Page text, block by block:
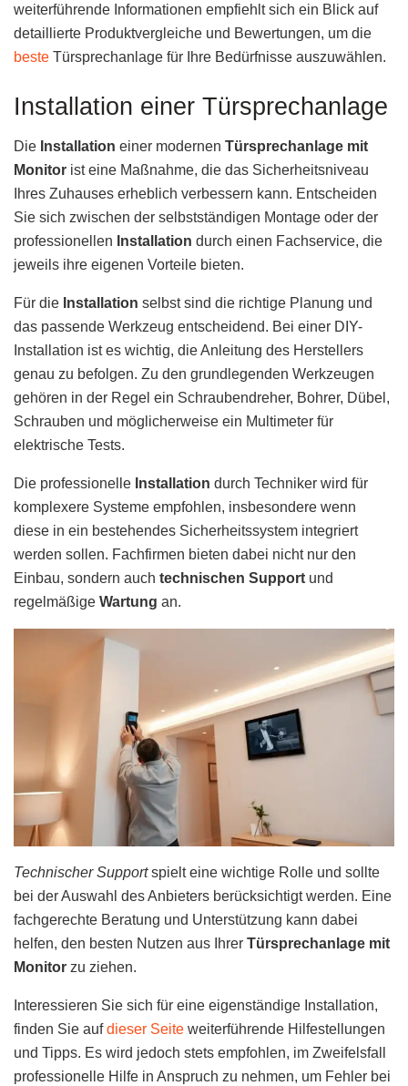
weiterführende Informationen empfiehlt sich ein Blick auf
detaillierte Produktvergleiche und Bewertungen, um die
beste Türsprechanlage für Ihre Bedürfnisse auszuwählen.
Installation einer Türsprechanlage
Die Installation einer modernen Türsprechanlage mit
Monitor ist eine Maßnahme, die das Sicherheitsniveau
Ihres Zuhauses erheblich verbessern kann. Entscheiden
Sie sich zwischen der selbstständigen Montage oder der
professionellen Installation durch einen Fachservice, die
jeweils ihre eigenen Vorteile bieten.
Für die Installation selbst sind die richtige Planung und
das passende Werkzeug entscheidend. Bei einer DIY-
Installation ist es wichtig, die Anleitung des Herstellers
genau zu befolgen. Zu den grundlegenden Werkzeugen
gehören in der Regel ein Schraubendreher, Bohrer, Dübel,
Schrauben und möglicherweise ein Multimeter für
elektrische Tests.
Die professionelle Installation durch Techniker wird für
komplexere Systeme empfohlen, insbesondere wenn
diese in ein bestehendes Sicherheitssystem integriert
werden sollen. Fachfirmen bieten dabei nicht nur den
Einbau, sondern auch technischen Support und
regelmäßige Wartung an.
Technischer Supportspielt eine wichtige Rolle und sollte
bei der Auswahl des Anbieters berücksichtigt werden. Eine
fachgerechte Beratung und Unterstützung kann dabei
helfen, den besten Nutzen aus Ihrer Türsprechanlage mit
Monitor zu ziehen.
Interessieren Sie sich für eine eigenständige Installation,
finden Sie aufdieser Seite weiterführende Hilfestellungen
und Tipps. Es wird jedoch stets empfohlen, im Zweifelsfall
professionelle Hilfe in Anspruch zu nehmen, um Fehler bei